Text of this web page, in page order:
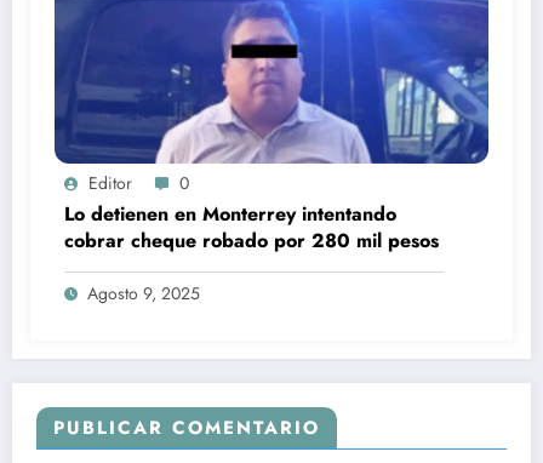
Editor 0
Lo detienen en Monterrey intentando
cobrar cheque robado por 280 mil pesos
Agosto 9, 2025
PUBLICAR COMENTARIO